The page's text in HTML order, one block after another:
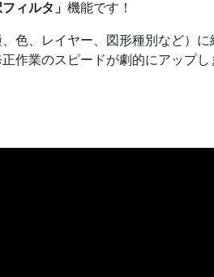
フィルタ」 機能です！
色、レイヤー、図形種別など）
作業のスピードが劇的にアップし